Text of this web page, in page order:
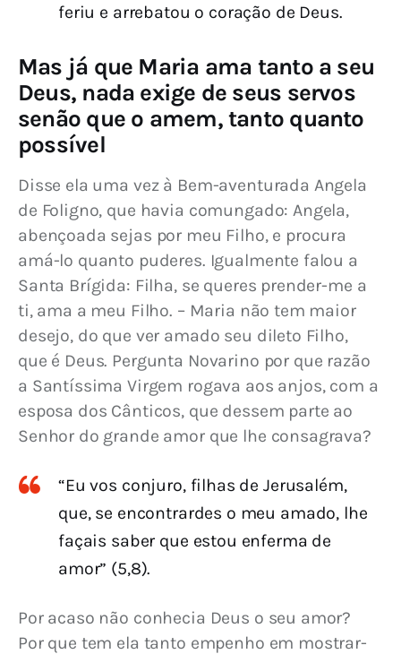
feriu e arrebatou o coração de Deus.
Mas já que Maria ama tanto a seu
Deus, nada exige de seus servos
senão que o amem, tanto quanto
possível
Disse ela uma vez à Bem-aventurada Angela
de Foligno, que havia comungado: Angela,
abençoada sejas por meu Filho, e procura
amá-lo quanto puderes. Igualmente falou a
Santa Brígida: Filha, se queres prender-me a
ti, ama a meu Filho. – Maria não tem maior
desejo, do que ver amado seu dileto Filho,
que é Deus. Pergunta Novarino por que razão
a Santíssima Virgem rogava aos anjos, com a
esposa dos Cânticos, que dessem parte ao
Senhor do grande amor que lhe consagrava?
“Eu vos conjuro, filhas de Jerusalém,
que, se encontrardes o meu amado, lhe
façais saber que estou enferma de
amor” (5,8).
Por acaso não conhecia Deus o seu amor?
Por que tem ela tanto empenho em mostrar-